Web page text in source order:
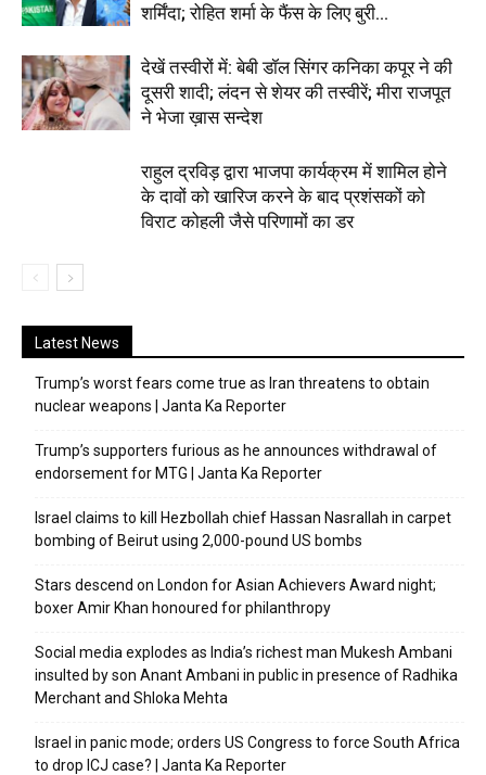
शर्मिंदा; रोहित शर्मा के फैंस के लिए बुरी...
देखें तस्वीरों में: बेबी डॉल सिंगर कनिका कपूर ने की
दूसरी शादी; लंदन से शेयर की तस्वीरें; मीरा राजपूत
ने भेजा ख़ास सन्देश
राहुल द्रविड़ द्वारा भाजपा कार्यक्रम में शामिल होने
के दावों को खारिज करने के बाद प्रशंसकों को
विराट कोहली जैसे परिणामों का डर
Latest News
Trump’s worst fears come true as Iran threatens to obtain
nuclear weapons | Janta Ka Reporter
Trump’s supporters furious as he announces withdrawal of
endorsement for MTG | Janta Ka Reporter
Israel claims to kill Hezbollah chief Hassan Nasrallah in carpet
bombing of Beirut using 2,000-pound US bombs
Stars descend on London for Asian Achievers Award night;
boxer Amir Khan honoured for philanthropy
Social media explodes as India’s richest man Mukesh Ambani
insulted by son Anant Ambani in public in presence of Radhika
Merchant and Shloka Mehta
Israel in panic mode; orders US Congress to force South Africa
to drop ICJ case? | Janta Ka Reporter